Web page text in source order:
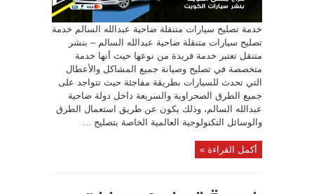
خدمة تصليح سيارات متنقلة ضاحية عبدالله السالم خدمة
تصليح سيارات متنقلة ضاحية عبدالله السالم – بنشر
متنقل تعتبر خدمة فريدة من نوعها حيث أنها خدمة
متخصصة في تصليح وصيانة جميع المشاكل والأعطال
التي تحدث للسيارات بطريقة مفاجئة حيث تتواجد على
جميع الطرق الصحراوية والسريعة داخل دولة ضاحية
عبدالله السالم، وذلك يكون عن طريق استعمال الطرق
والوسائل التكنولوجية العالمية الخاصة بتصليح ...
أكمل القراءة »